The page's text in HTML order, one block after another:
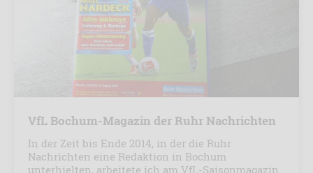
VfL Bochum-Magazin der Ruhr Nachrichten
In der Zeit bis Ende 2014, in der die Ruhr
Nachrichten eine Redaktion in Bochum
unterhielten, arbeitete ich am VfL-Saisonmagazin